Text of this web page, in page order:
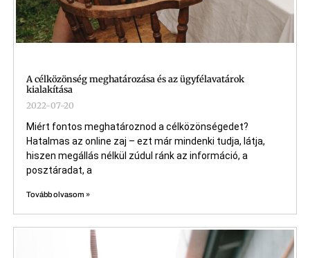
A célközönség meghatározása és az ügyfélavatárok
kialakítása
2022-07-20
Miért fontos meghatároznod a célközönségedet?​
Hatalmas az online zaj – ezt már mindenki tudja, látja,
hiszen megállás nélkül zúdul ránk az információ, a
posztáradat, a
Tovább olvasom »